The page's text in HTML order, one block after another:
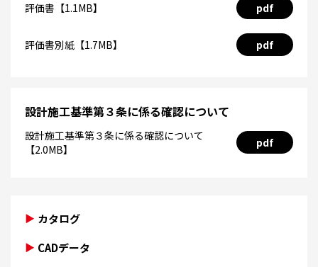
評価書【1.1MB】 pdf
評価書別紙【1.7MB】 pdf
設計施工基準第３条に係る確認について
設計施工基準第３条に係る確認について
【2.0MB】
pdf
カタログ
CADデータ